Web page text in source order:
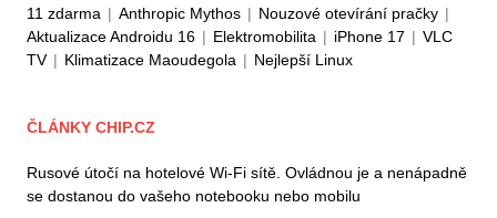
11 zdarma | Anthropic Mythos | Nouzové otevírání pračky |
Aktualizace Androidu 16 | Elektromobilita | iPhone 17 | VLC
TV | Klimatizace Maoudegola | Nejlepší Linux
ČLÁNKY CHIP.CZ
Rusové útočí na hotelové Wi-Fi sítě. Ovládnou je a nenápadně
se dostanou do vašeho notebooku nebo mobilu